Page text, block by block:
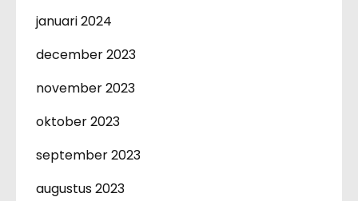
januari 2024
december 2023
november 2023
oktober 2023
september 2023
augustus 2023